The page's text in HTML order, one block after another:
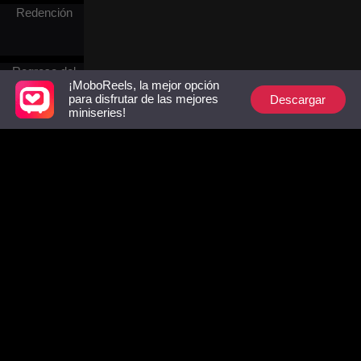
Redención
Regreso del
Dios de la
Guerra
Arrepentimiento
¡MoboReels, la mejor opción
para disfrutar de las mejores
miniseries!
Descargar